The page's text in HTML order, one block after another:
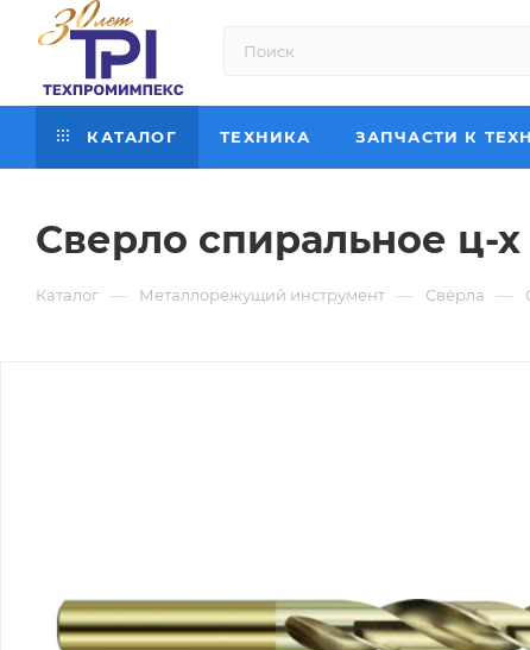
КАТАЛОГ ТЕХНИКА ЗАПЧАСТИ К
Сверло спиральное ц-х
Каталог — Металлорежущий инструмент — Свёрла —